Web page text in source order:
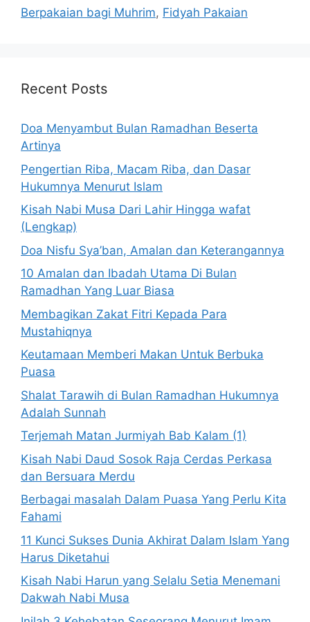
Berpakaian bagi Muhrim, Fidyah Pakaian
Recent Posts
Doa Menyambut Bulan Ramadhan Beserta
Artinya
Pengertian Riba, Macam Riba, dan Dasar
Hukumnya Menurut Islam
Kisah Nabi Musa Dari Lahir Hingga wafat
(Lengkap)
Doa Nisfu Sya’ban, Amalan dan Keterangannya
10 Amalan dan Ibadah Utama Di Bulan
Ramadhan Yang Luar Biasa
Membagikan Zakat Fitri Kepada Para
Mustahiqnya
Keutamaan Memberi Makan Untuk Berbuka
Puasa
Shalat Tarawih di Bulan Ramadhan Hukumnya
Adalah Sunnah
Terjemah Matan Jurmiyah Bab Kalam (1)
Kisah Nabi Daud Sosok Raja Cerdas Perkasa
dan Bersuara Merdu
Berbagai masalah Dalam Puasa Yang Perlu Kita
Fahami
11 Kunci Sukses Dunia Akhirat Dalam Islam Yang
Harus Diketahui
Kisah Nabi Harun yang Selalu Setia Menemani
Dakwah Nabi Musa